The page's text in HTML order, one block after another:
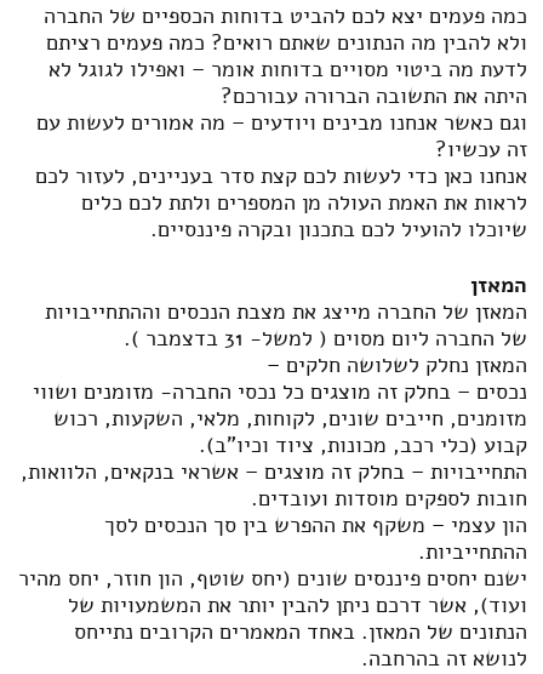
כמה פעמים יצא לכם להביט בדוחות הכספיים של החברה
ולא להבין מה הנתונים שאתם רואים? כמה פעמים רציתם
לדעת מה ביטוי מסויים בדוחות אומר – ואפילו לגוגל לא
היתה את התשובה הברורה עבורכם?
וגם כאשר אנחנו מבינים ויודעים – מה אמורים לעשות עם
זה עכשיו?
אנחנו כאן כדי לעשות לכם קצת סדר בעניינים, לעזור לכם
לראות את האמת העולה מן המספרים ולתת לכם כלים
שיוכלו להועיל לכם בתכנון ובקרה פיננסיים.
המאזן
המאזן של החברה מייצג את מצבת הנכסים וההתחייבויות
של החברה ליום מסוים ( למשל- 31 בדצמבר ).
המאזן נחלק לשלושה חלקים –
נכסים – בחלק זה מוצגים כל נכסי החברה- מזומנים ושווי
מזומנים, חייבים שונים, לקוחות, מלאי, השקעות, רכוש
קבוע (כלי רכב, מכונות, ציוד וכיו"ב).
התחייבויות – בחלק זה מוצגים – אשראי בנקאים, הלוואות,
חובות לספקים מוסדות ועובדים.
הון עצמי – משקף את ההפרש בין סך הנכסים לסך
ההתחייביות.
ישנם יחסים פיננסים שונים (יחס שוטף, הון חוזר, יחס מהיר
ועוד), אשר דרכם ניתן להבין יותר את המשמעויות של
הנתונים של המאזן. באחד המאמרים הקרובים נתייחס
לנושא זה בהרחבה.